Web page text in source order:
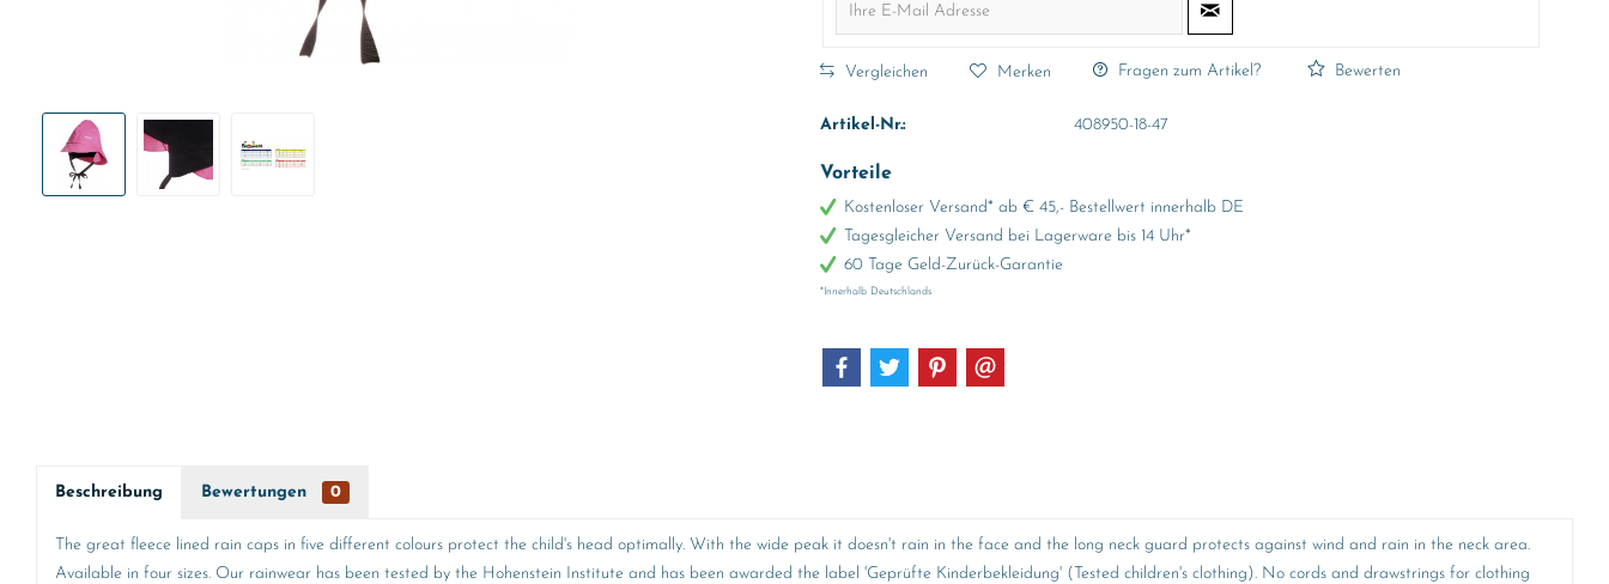
Vergleichen Merken Fragen zum Artikel? Bewerten
Artikel-Nr.: 408950-18-47
Vorteile
Kostenloser Versand* ab € 45,- Bestellwert innerhalb DE
Tagesgleicher Versand bei Lagerware bis 14 Uhr*
60 Tage Geld-Zurück-Garantie
*Innerhalb Deutschlands
Beschreibung Bewertungen 0
The great fleece lined rain caps in five different colours protect the child's head optimally. With the wide peak it doesn't rain in the face and the long neck guard protects against wind and rain in the neck area.
Available in four sizes. Our rainwear has been tested by the Hohenstein Institute and has been awarded the label 'Geprüfte Kinderbekleidung' (Tested children's clothing). No cords and drawstrings for clothing